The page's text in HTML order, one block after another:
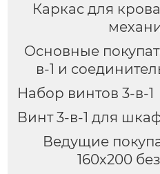
Каркас для
Основные
в-1 и
Набор винтов 3-в-1
Винт 3-в-1 для
Ведущие
160х200